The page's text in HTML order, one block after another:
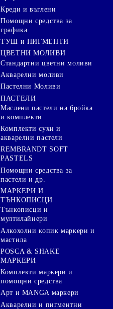
Креди и въглени
Помощни средства за
графика
ТУШ и ПИГМЕНТИ
ЦВЕТНИ МОЛИВИ
Стандартни цветни моливи
Акварелни моливи
Пастелни Моливи
ПАСТЕЛИ
Маслени пастели на бройка
и комплекти
Комплекти сухи и
акварелни пастели
REMBRANDT SOFT
PASTELS
Помощни средства за
пастели и др.
МАРКЕРИ И
ТЪНКОПИСЦИ
Тънкописци и
мултилайнери
Алкохолни копик маркери и
мастила
POSCA & SHAKE
МАРКЕРИ
Комплекти маркери и
помощни средства
Арт и MANGA маркери
Акварелни и пигментни